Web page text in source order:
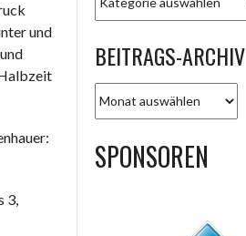
und
3,
BEITRAGS-ARCHIV
ARCHIV
SPONSOREN